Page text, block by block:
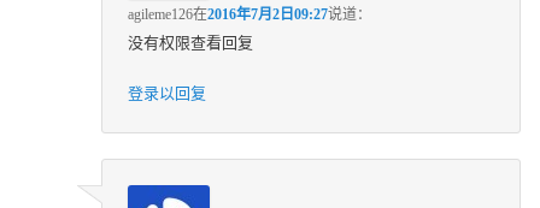
agileme126在2016年7月2日09:27说道：
没有权限查看回复
登录以回复